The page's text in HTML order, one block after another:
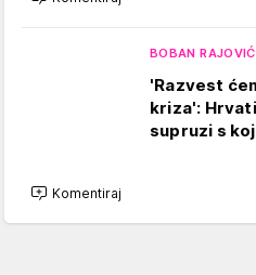
BOBAN RAJOVIĆ
'Razvest
kriza':
supruzi s
Komentiraj